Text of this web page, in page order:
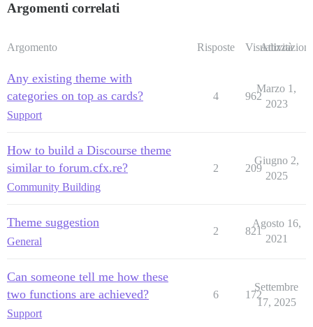
Argomenti correlati
Argomento Risposte Visualizzazioni
Attività
Any existing theme with
categories on top as cards?
Support
4 962
Marzo 1,
2023
How to build a Discourse theme
similar to forum.cfx.re?
Community Building
2 209
Giugno 2,
2025
Theme suggestion
General
2 821
Agosto 16,
2021
Can someone tell me how these
two functions are achieved?
Support
6 172
Settembre
17, 2025